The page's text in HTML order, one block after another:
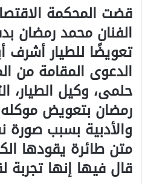
قضت المحكمة
تعويضًا للطيار أشرف
الدعوى المقامة من
حلمى، وكيل الطيار،
رمضان بتعويض موكله
والأدبية بسبب صورة
متن طائرة يقودها
قال فيها إنها تجربة